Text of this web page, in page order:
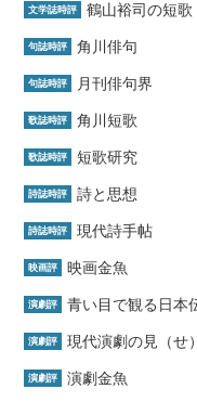
文学誌時評 鶴山裕司の短
句誌時評 角川俳句
句誌時評 月刊俳句界
歌誌時評 角川短歌
歌誌時評 短歌研究
詩誌時評 詩と思想
詩誌時評 現代詩手帖
映画評 映画金魚
演劇評 青い目で観る日
演劇評 現代演劇の見（
演劇評 演劇金魚